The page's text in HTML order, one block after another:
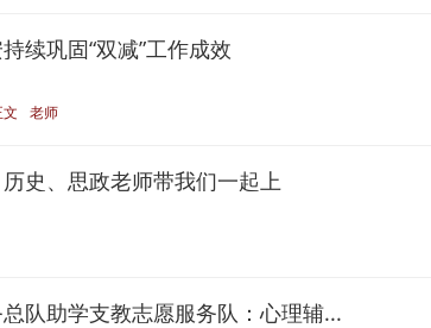
续巩固“双减”工作成效
老师
史、思政老师带我们一起上
队助学支教志愿服务队：心理辅...